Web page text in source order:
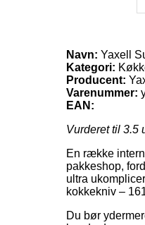
Navn: Yaxell
Kategori:
Producent:
Varenummer:
EAN:
Vurderet til 3.5
En række
pakkeshop,
ultra
kokkekniv –
Du bør